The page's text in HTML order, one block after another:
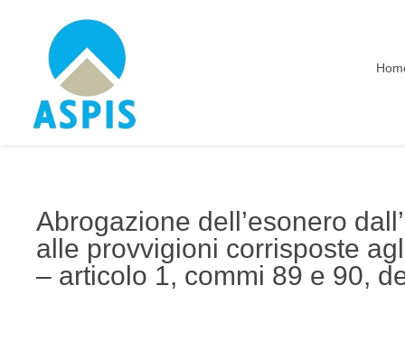
Abrogazione dell’esonero
alle provvigioni corrisposte
– articolo 1, commi 89 e 90,